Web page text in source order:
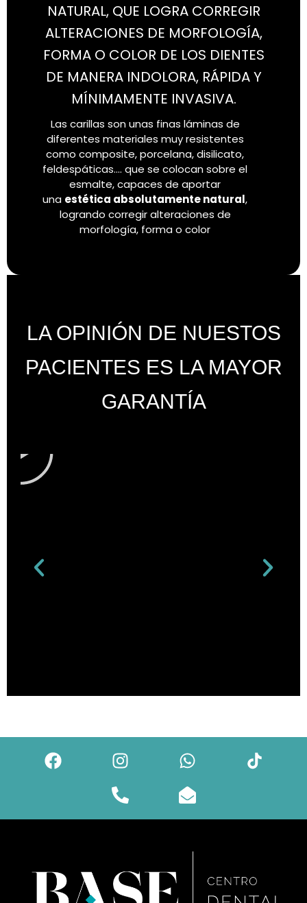
NATURAL, QUE LOGRA CORREGIR
ALTERACIONES DE MORFOLOGÍA,
FORMA O COLOR DE LOS DIENTES
DE MANERA INDOLORA, RÁPIDA Y
MÍNIMAMENTE INVASIVA.
Las carillas son unas finas láminas de
diferentes materiales muy resistentes
como composite, porcelana, disilicato,
feldespáticas…. que se colocan sobre el
esmalte, capaces de aportar
una estética absolutamente natural,
logrando corregir alteraciones de
morfología, forma o color
LA OPINIÓN DE NUESTOS
PACIENTES ES LA MAYOR
GARANTÍA